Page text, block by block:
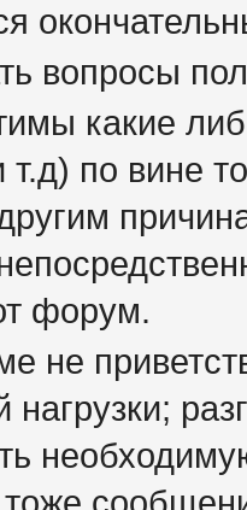
вопросы
какие
т.д) по вине
форум.
не